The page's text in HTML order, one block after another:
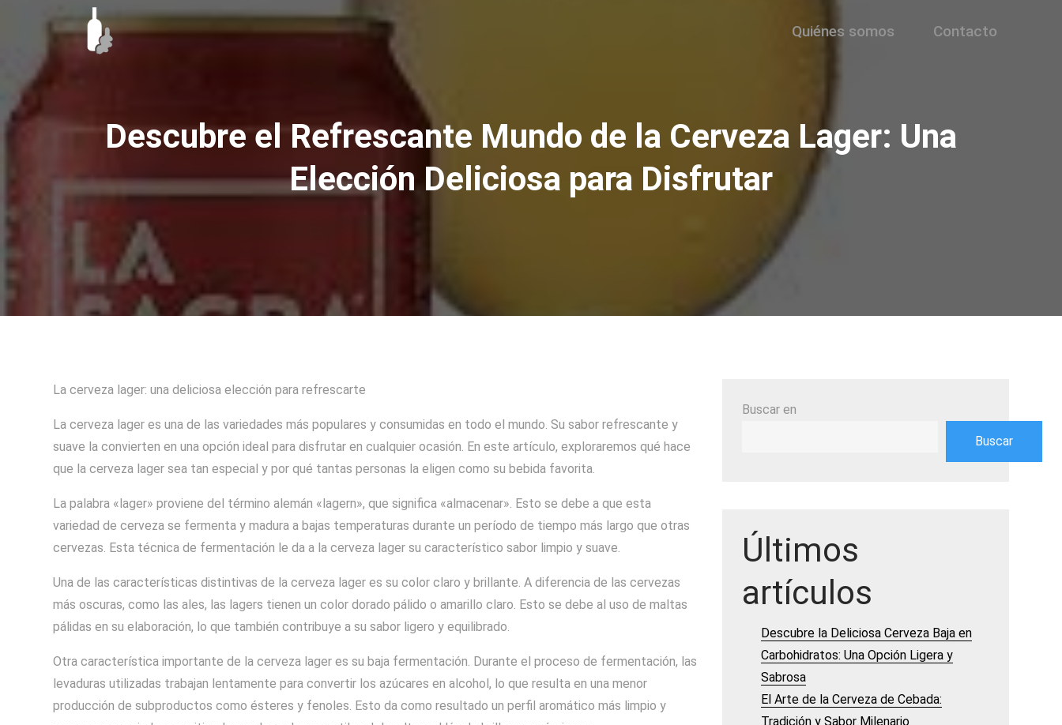
Quiénes somos Contacto
Descubre el Refrescante Mundo de la Cerveza Lager: Una
Elección Deliciosa para Disfrutar
La cerveza lager: una deliciosa elección para refrescarte
La cerveza lager es una de las variedades más populares y consumidas en todo el mundo. Su sabor refrescante y
suave la convierten en una opción ideal para disfrutar en cualquier ocasión. En este artículo, exploraremos qué hace
que la cerveza lager sea tan especial y por qué tantas personas la eligen como su bebida favorita.
La palabra «lager» proviene del término alemán «lagern», que significa «almacenar». Esto se debe a que esta
variedad de cerveza se fermenta y madura a bajas temperaturas durante un período de tiempo más largo que otras
cervezas. Esta técnica de fermentación le da a la cerveza lager su característico sabor limpio y suave.
Una de las características distintivas de la cerveza lager es su color claro y brillante. A diferencia de las cervezas
más oscuras, como las ales, las lagers tienen un color dorado pálido o amarillo claro. Esto se debe al uso de maltas
pálidas en su elaboración, lo que también contribuye a su sabor ligero y equilibrado.
Otra característica importante de la cerveza lager es su baja fermentación. Durante el proceso de fermentación, las
levaduras utilizadas trabajan lentamente para convertir los azúcares en alcohol, lo que resulta en una menor
producción de subproductos como ésteres y fenoles. Esto da como resultado un perfil aromático más limpio y
Buscar en
Buscar
Últimos
artículos
Descubre la Deliciosa Cerveza Baja en
Carbohidratos: Una Opción Ligera y
Sabrosa
El Arte de la Cerveza de Cebada:
Tradición y Sabor Milenario